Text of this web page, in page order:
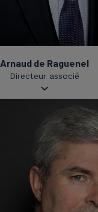
Arnaud de Raguenel
Directeur associé